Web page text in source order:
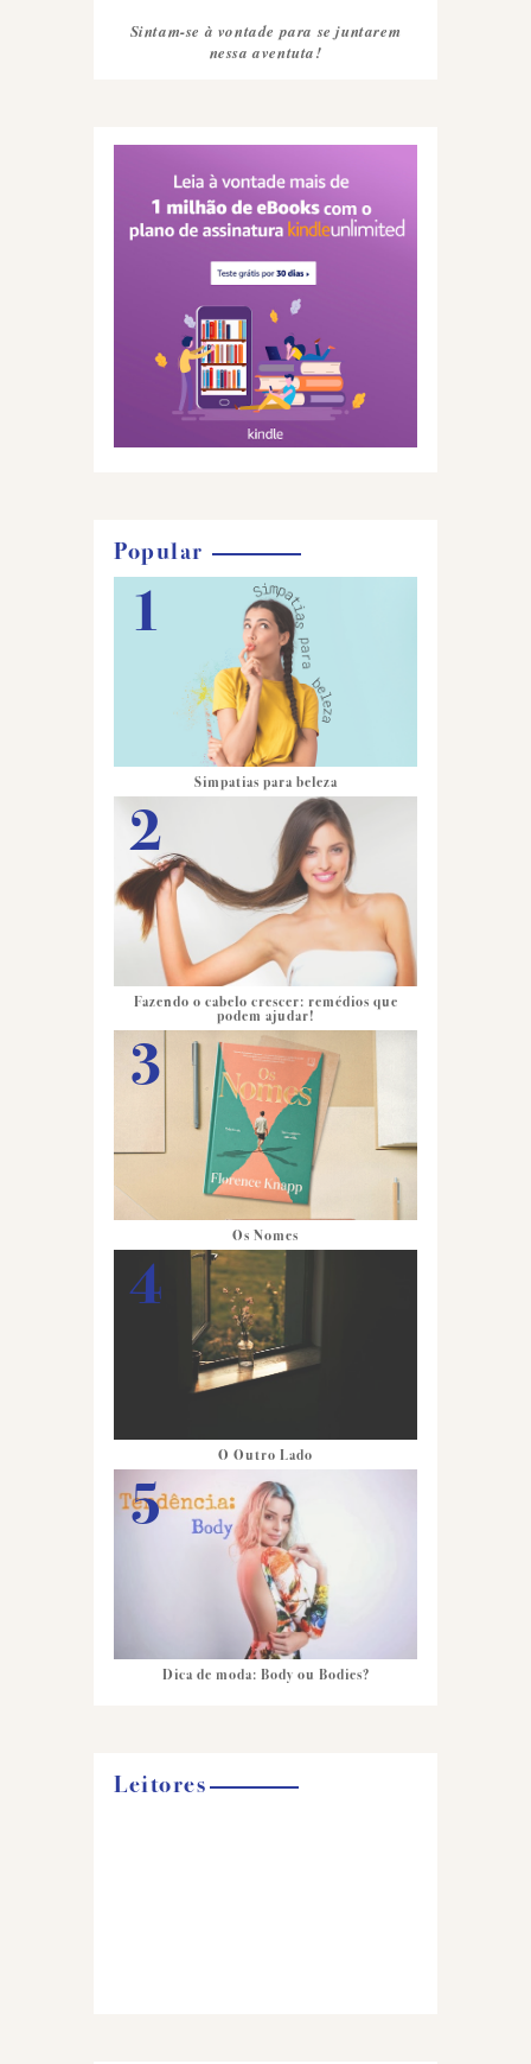
Sintam-se à vontade para se juntarem
nessa aventuta!
Popular
Simpatias para beleza
Fazendo o cabelo crescer: remédios que
podem ajudar!
Os Nomes
O Outro Lado
Dica de moda: Body ou Bodies?
Leitores